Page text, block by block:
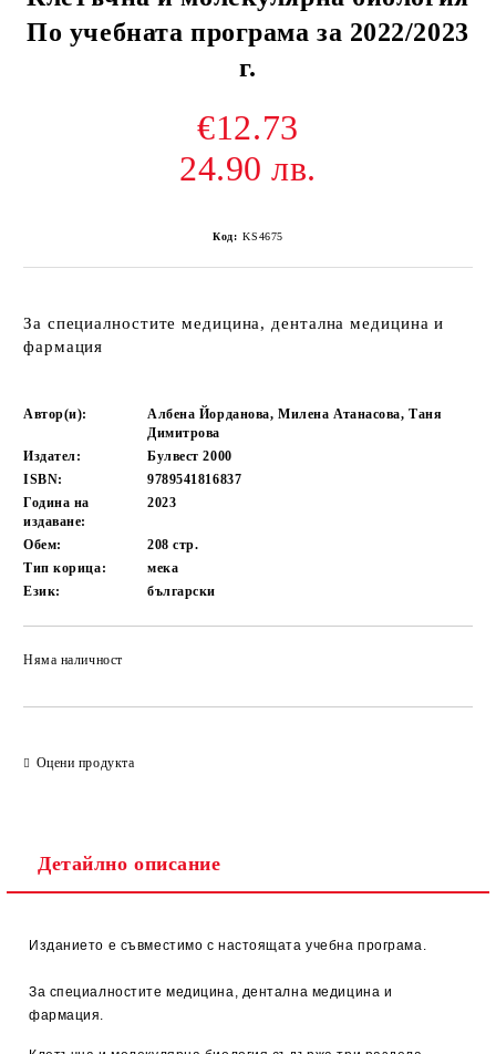
По учебната програма за 2022/2023
г.
€12.73
24.90 лв.
Код: KS4675
За специалностите медицина, дентална медицина и
фармация
Автор(и):
Албена Йорданова, Милена Атанасова, Таня
Димитрова
Издател:
Булвест 2000
ISBN:
9789541816837
Година на
издаване:
2023
Обем: 208стр.
Тип корица:
мека
Език:
български
Няма наличност
Оцени продукта
Детайлно описание
Изданието е съвместимо с настоящата учебна програма.
За специалностите медицина, дентална медицина и
фармация.